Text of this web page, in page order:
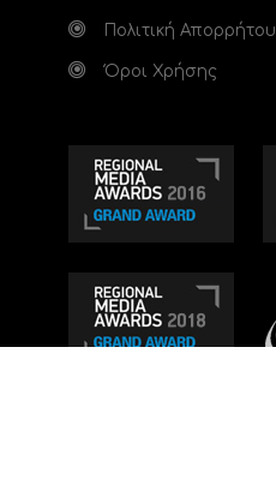
Πολιτική Απορρήτου
Όροι Χρήσης